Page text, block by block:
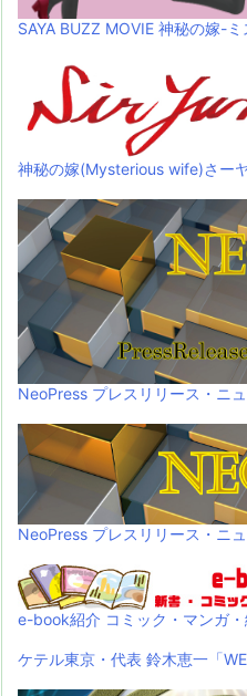
SAYA BUZZ MOVIE 神秘の嫁-
神秘の嫁(Mysterious wife)さー
NeoPress プレスリリース・ニ
NeoPress プレスリリース・ニ
e-book紹介 コミック・マンガ・
ケテル東京・代表 鈴木恵一「